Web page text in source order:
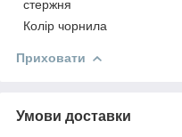
стержня
Колір чорнила
Приховати
Умови доставки